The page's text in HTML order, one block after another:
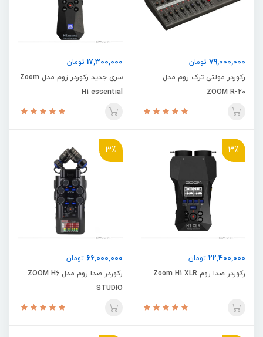
79,000,000 تومان
رکوردر مولتی ترک زوم مدل
ZOOM R-20
17,300,000 تومان
سری جدید رکوردر زوم مدل Zoom
H1 essential
3٪
22,400,000 تومان
رکوردر صدا زوم Zoom H1 XLR
3٪
66,000,000 تومان
رکوردر صدا زوم مدل ZOOM H6
STUDIO